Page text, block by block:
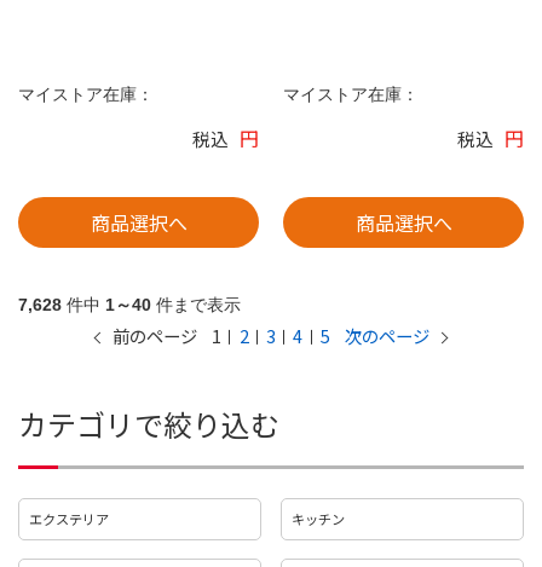
マイストア在庫：
税込 円
商品選択へ
マイストア在庫：
税込 円
商品選択へ
7,628 件中 1～40 件まで表示
前のページ 1 2 3 4 5 次のページ
カテゴリで絞り込む
エクステリア キッチン